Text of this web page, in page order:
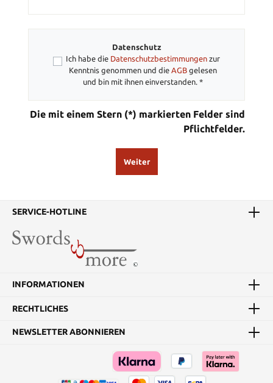
Datenschutz
Ich habe die Datenschutzbestimmungenzur
Kenntnis genommen und die AGBgelesen
und bin mit ihnen einverstanden. *
Die mit einem Stern (*) markierten Felder sind
Pflichtfelder.
Weiter
SERVICE-HOTLINE
INFORMATIONEN
RECHTLICHES
NEWSLETTER ABONNIEREN